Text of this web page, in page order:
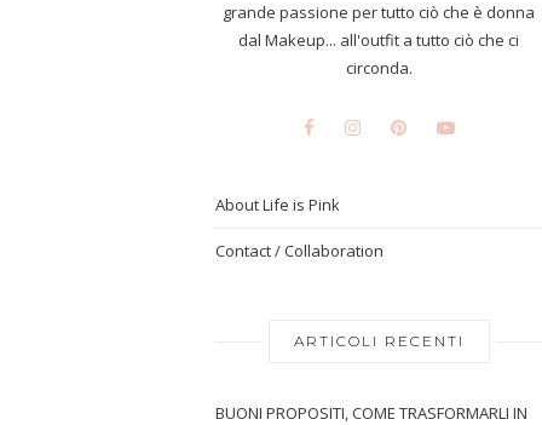
grande passione per tutto ciò che è donna
dal Makeup... all'outfit a tutto ciò che ci
circonda.
About Life is Pink
Contact / Collaboration
ARTICOLI RECENTI
BUONI PROPOSITI, COME TRASFORMARLI IN